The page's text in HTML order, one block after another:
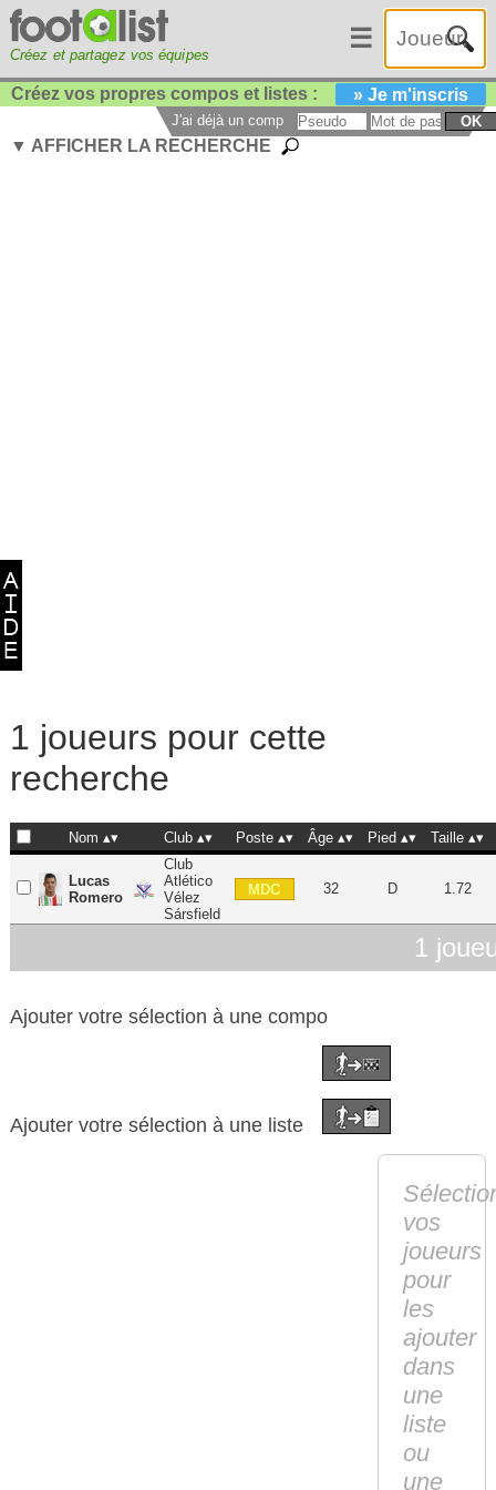
Créez et partagez vos équipes
☰
Créez vos propres compos et listes : » Je m'inscris
J'ai déjà un compte : OK
▼ AFFICHER LA RECHERCHE
1 joueurs pour cette
recherche
Nom Club Poste Âge Pied Taille
Lucas
Romero
Club
Atlético
Vélez
Sársfield
MDC 32 D 1.72
1
Ajouter votre sélection à une compo
Ajouter votre sélection à une liste
vos
joueurs
pour
les
ajouter
dans
une
liste
ou
une